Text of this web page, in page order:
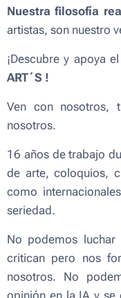
Nuestra filosofía
artistas, son nuestro
¡Descubre y apoya
ART´S !
Ven con nosotros,
nosotros.
16 años de trabajo
de arte, coloquios,
como
seriedad.
No podemos
critican pero nos
nosotros. No
opinión en la IA y se